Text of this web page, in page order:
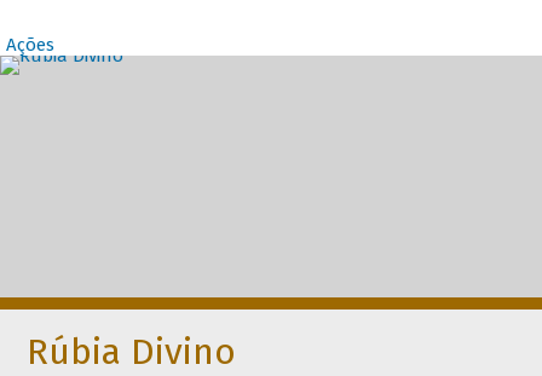
Ações
Destaques
Rúbia Divino